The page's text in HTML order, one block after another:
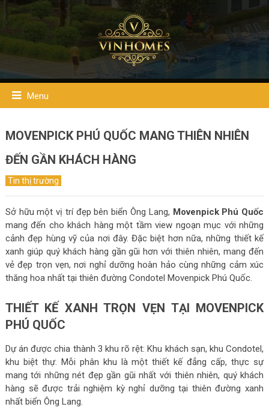
Menu
MOVENPICK PHÚ QUỐC MANG THIÊN NHIÊN
ĐẾN GẦN KHÁCH HÀNG
Tin thị trường
Sở hữu một vị trí đẹp bên biển Ông Lang, Movenpick Phú Quốc
mang đến cho khách hàng một tầm view ngoạn mục với những
cảnh đẹp hùng vỹ của nơi đây. Đặc biệt hơn nữa, những thiết kế
xanh giúp quý khách hàng gần gũi hơn với thiên nhiên, mang đến
vẻ đẹp trọn vẹn, nơi nghỉ dưỡng hoàn hảo cùng những cảm xúc
thăng hoa nhất tại thiên đường Condotel Movenpick Phú Quốc.
THIẾT KẾ XANH TRỌN VẸN TẠI MOVENPICK
PHÚ QUỐC
Dự án được chia thành 3 khu rõ rệt: Khu khách sạn, khu Condotel,
khu biệt thự. Mỗi phân khu là một thiết kế đẳng cấp, thực sự
mang tới những nét đẹp gần gũi nhất với thiên nhiên, quý khách
hàng sẽ được trải nghiệm kỳ nghỉ dưỡng tại thiên đường xanh
nhất biển Ông Lang.